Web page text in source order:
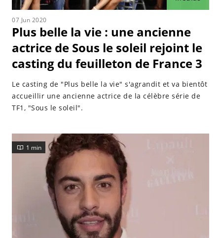
07 Jun 2020
Plus belle la vie : une ancienne
actrice de Sous le soleil rejoint le
casting du feuilleton de France 3
Le casting de "Plus belle la vie" s'agrandit et va bientôt
accueillir une ancienne actrice de la célèbre série de
TF1, "Sous le soleil".
1 min